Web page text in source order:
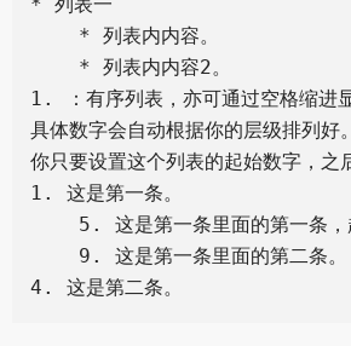
* 列表一
    * 列表内内容。
    * 列表内内容2。
1. ：有序列表，亦可通过空格缩进
具体数字会自动根据你的层级排列好。
你只要设置这个列表的起始数字，之
1. 这是第一条。
5. 这是第一条里面的第一条，
    9. 这是第一条里面的第二条。